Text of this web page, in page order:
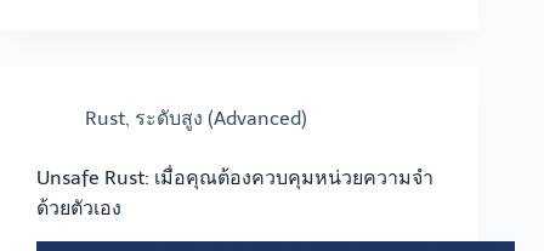
Rust, ระดับสูง (Advanced)
Unsafe Rust: เมื่อคุณต้องควบคุมหน่วยความจำ
ด้วยตัวเอง